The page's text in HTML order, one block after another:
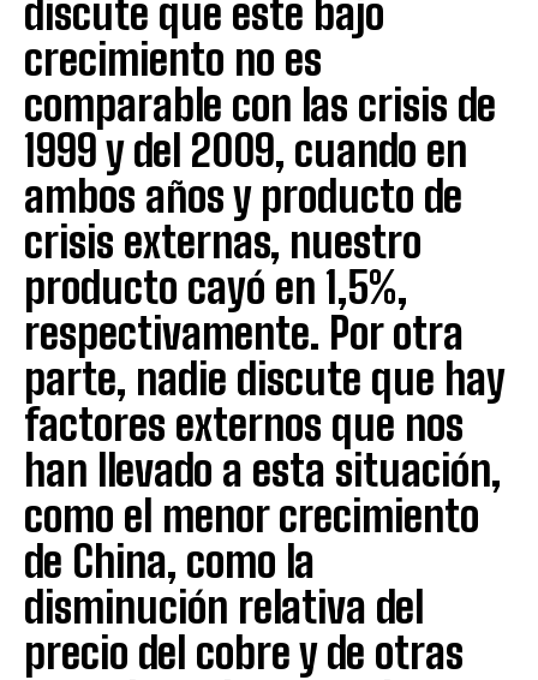
discute que este bajo
crecimiento no es
comparable con las crisis de
1999 y del 2009, cuando en
ambos años y producto de
crisis externas, nuestro
producto cayó en 1,5%,
respectivamente. Por otra
parte, nadie discute que hay
factores externos que nos
han llevado a esta situación,
como el menor crecimiento
de China, como la
disminución relativa del
precio del cobre y de otras